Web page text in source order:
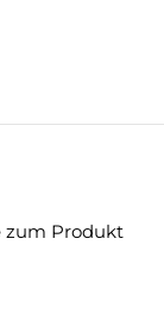
zum Produkt